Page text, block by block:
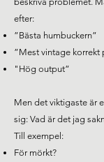
efter:
”Bästa humbuckern”
”Mest vintage korrekt
"Hög output”
Men det viktigaste är
sig: Vad är det jag
Till exempel:
För mörkt?